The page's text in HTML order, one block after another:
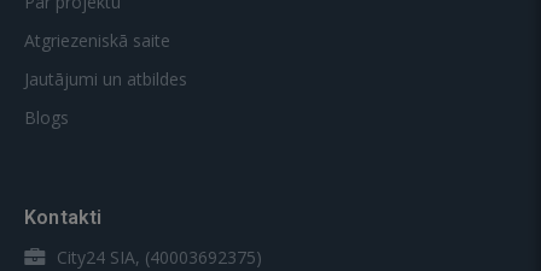
Atgriezeniskā saite
Jautājumi un atbildes
Blogs
Kontakti
City24 SIA, (40003692375)